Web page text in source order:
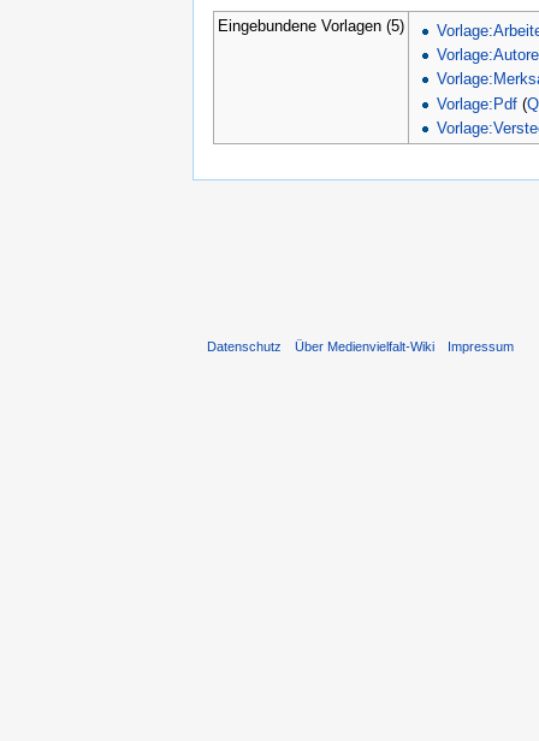
Eingebundene Vorlagen (5)
Vorlage:Pdf (
Datenschutz Über Medienvielfalt-Wiki Impressum